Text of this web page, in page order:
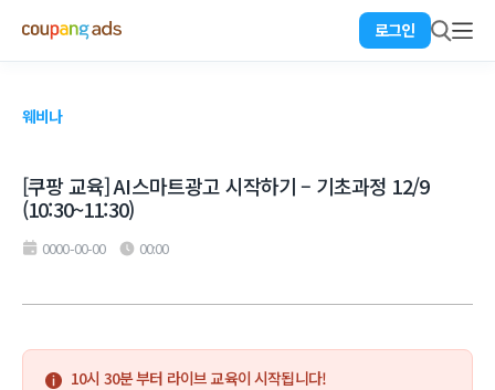
로그인
웨비나
[쿠팡 교육] AI스마트광고 시작하기 – 기초과정 12/9
(10:30~11:30)
0000-00-00 00:00
10시 30분 부터 라이브 교육이 시작됩니다!